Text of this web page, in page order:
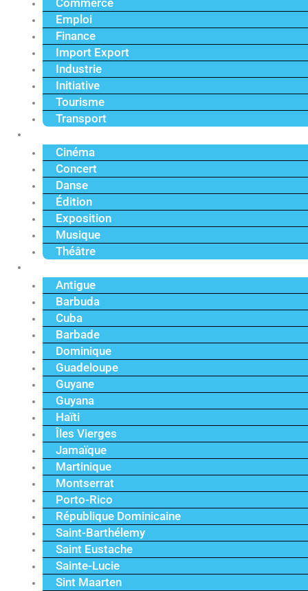
Commerce
Emploi
Finance
Import Export
Industrie
Initiative
Tourisme
Transport
Cinéma
Concert
Danse
Édition
Exposition
Musique
Théâtre
Antigue
Barbuda
Cuba
Barbade
Dominique
Guadeloupe
Guyane
Guyana
Haïti
Îles Vierges
Jamaïque
Martinique
Montserrat
Porto-Rico
République Dominicaine
Saint-Barthélemy
Saint Eustache
Sainte-Lucie
Sint Maarten